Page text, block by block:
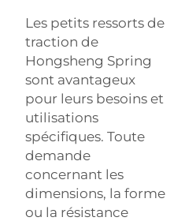
Les petits ressorts de
traction de
Hongsheng Spring
sont avantageux
pour leurs besoins et
utilisations
spécifiques. Toute
demande
concernant les
dimensions, la forme
ou la résistance